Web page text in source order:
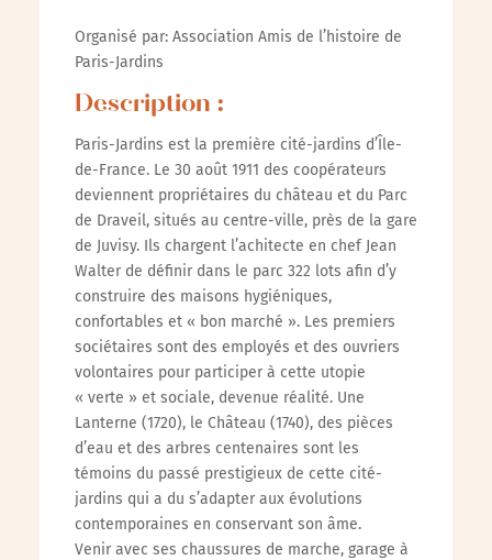
Organisé par: Association Amis de l’histoire de
Paris-Jardins
Description :
Paris-Jardins est la première cité-jardins d’Île-
de-France. Le 30 août 1911 des coopérateurs
deviennent propriétaires du château et du Parc
de Draveil, situés au centre-ville, près de la gare
de Juvisy. Ils chargent l’achitecte en chef Jean
Walter de définir dans le parc 322 lots afin d’y
construire des maisons hygiéniques,
confortables et « bon marché ». Les premiers
sociétaires sont des employés et des ouvriers
volontaires pour participer à cette utopie
« verte » et sociale, devenue réalité. Une
Lanterne (1720), le Château (1740), des pièces
d’eau et des arbres centenaires sont les
témoins du passé prestigieux de cette cité-
jardins qui a du s’adapter aux évolutions
contemporaines en conservant son âme.
Venir avec ses chaussures de marche, garage à